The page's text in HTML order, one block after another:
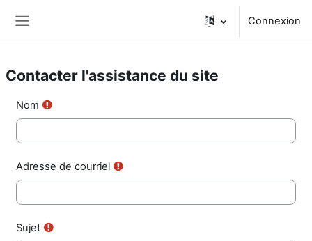
Connexion
Contacter l'assistance du site
Nom
Adresse de courriel
Sujet